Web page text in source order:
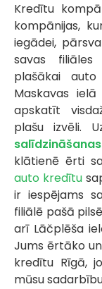
Kredītu
kompānijas,
iegādei,
savas
plašākai
Maskavas
apskatīt
plašu izvēli.
klātienē ērti
auto kredītu
ir iespējams
filiālē pašā
arī Lāčplēša
Jums ērtāko
kredītu Rīgā,
mūsu